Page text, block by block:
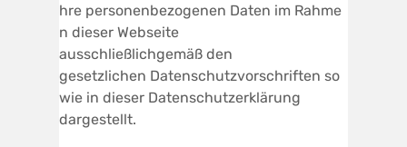
hre personenbezogenen Daten im Rahme
n dieser Webseite
ausschließlichgemäß den
gesetzlichen Datenschutzvorschriften so
wie in dieser Datenschutzerklärung
dargestellt.